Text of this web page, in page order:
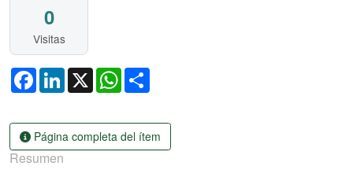
0
Visitas
FacebookLinkedIn
X WhatsApp
Página completa del ítem
Resumen